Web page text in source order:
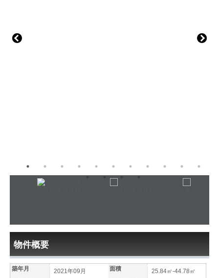
物件概要
築年月 2021年09月 面積
25.84㎡-44.78㎡